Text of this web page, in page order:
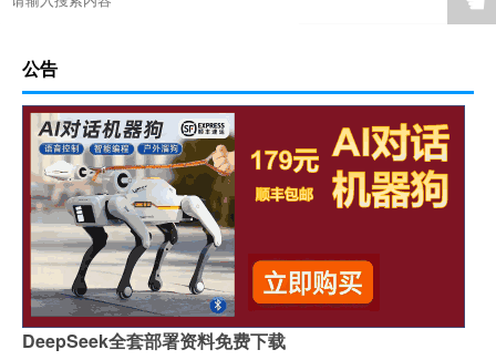
公告
DeepSeek全套部署资料免费下载